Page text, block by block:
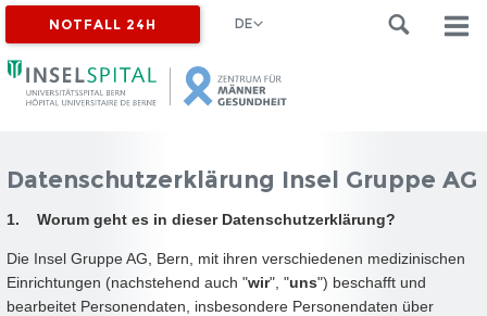
NOTFALL 24H DE
Datenschutzerklärung Insel Gruppe AG
1. Worum geht es in dieser Datenschutzerklärung?
Die Insel Gruppe AG, Bern, mit ihren verschiedenen medizinischen
Einrichtungen (nachstehend auch "wir", "uns") beschafft und
bearbeitet Personendaten, insbesondere Personendaten über